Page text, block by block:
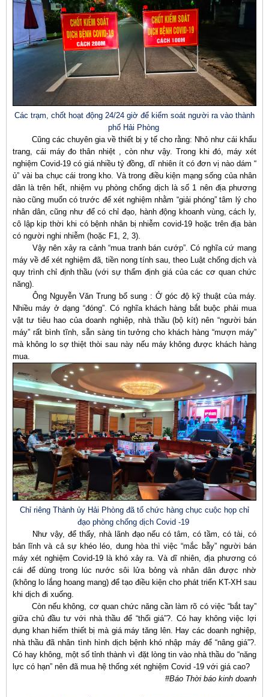
Các trạm, chốt hoạt động 24/24 giờ để kiểm soát người ra vào thành
phố Hải Phòng
Cũng các chuyên gia về thiết bị y tế cho rằng: Nhỏ như cái khẩu
trang, cái máy đo thân nhiệt , còn như vậy. Trong khi đó, máy xét
nghiệm Covid-19 có giá nhiều tỷ đồng, dĩ nhiên ít có đơn vị nào dám “
ủ” vài ba chục cái trong kho. Và trong điều kiện mạng sống của nhân
dân là trên hết, nhiệm vụ phòng chống dịch là số 1 nên địa phương
nào cũng muốn có trước để xét nghiệm nhằm “giải phóng” tâm lý cho
nhân dân, cũng như để có chỉ đạo, hành động khoanh vùng, cách ly,
cô lập kịp thời khi có bệnh nhân bị nhiễm covid-19 hoặc trên địa bàn
có người nghi nhiễm (hoặc F1, 2, 3).
Vậy nên xảy ra cảnh “mua tranh bán cướp”. Có nghĩa cứ mang
máy về để xét nghiệm đã, tiền nong tính sau, theo Luật chống dịch và
quy trình chỉ định thầu (với sự thẩm định giá của các cơ quan chức
năng).
Ông Nguyễn Văn Trung bổ sung : Ở góc độ kỹ thuật của máy.
Nhiều máy ở dạng “đóng”. Có nghĩa khách hàng bắt buộc phải mua
vật tư tiêu hao của doanh nghiệp, nhà thầu (bộ kít) nên “người bán
máy” rất bình tĩnh, sẵn sàng tin tưởng cho khách hàng “mượn máy”
mà không lo sợ thiệt thòi sau này nếu máy không được khách hàng
mua.
Chỉ riêng Thành ủy Hải Phòng đã tổ chức hàng chục cuộc họp chỉ
đạo phòng chống dịch Covid -19
Như vậy, để thấy, nhà lãnh đạo nếu có tâm, có tầm, có tài, có
bản lĩnh và cả sự khéo léo, dung hòa thì việc “mắc bẫy” người bán
máy xét nghiệm Covid-19 là khó xảy ra. Và dĩ nhiên, địa phương có
cái để dùng trong lúc nước sôi lửa bỏng và nhân dân được nhờ
(không lo lắng hoang mang) để tạo điều kiện cho phát triển KT-XH sau
khi dịch đi xuống.
Còn nếu không, cơ quan chức năng cần làm rõ có việc “bắt tay”
giữa chủ đầu tư với nhà thầu để “thổi giá”?. Có hay không việc lợi
dụng khan hiếm thiết bị mà giá máy tăng lên. Hay các doanh nghiệp,
nhà thầu đã nhân tình hình dịch bệnh khó nhập máy để “nâng giá”?.
Có hay không, một số tỉnh thành vì đặt lòng tin vào nhà thầu do “năng
lực có hạn” nên đã mua hệ thống xét nghiệm Covid -19 với giá cao?
#Báo Thời báo kinh doanh